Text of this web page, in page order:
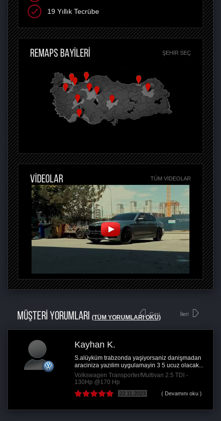
19 Yıllık Tecrübe
REMAPS BAYİLERİ ŞEHIR SEÇ
VİDEOLAR TÜM VIDEOLAR
MÜŞTERİ YORUMLARI (TÜM YORUMLARI OKU)
Geri
Kayhan K.
S.alüyküm trabzonda yaşiyorsaniz danişmadan
araciniza yazılim uygulamayin 3 5 ucuz olacak...
Volkswagen Transporter/Multivan 2.5 TDI -
130Hp @170 Hp
22.11.2023 ( Devamını oku )
İleri